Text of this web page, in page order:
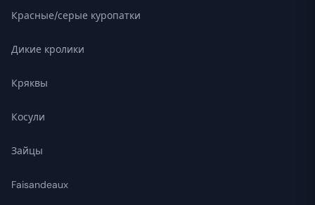
Красные/серые куропатки
Дикие кролики
Кряквы
Косули
Зайцы
Faisandeaux